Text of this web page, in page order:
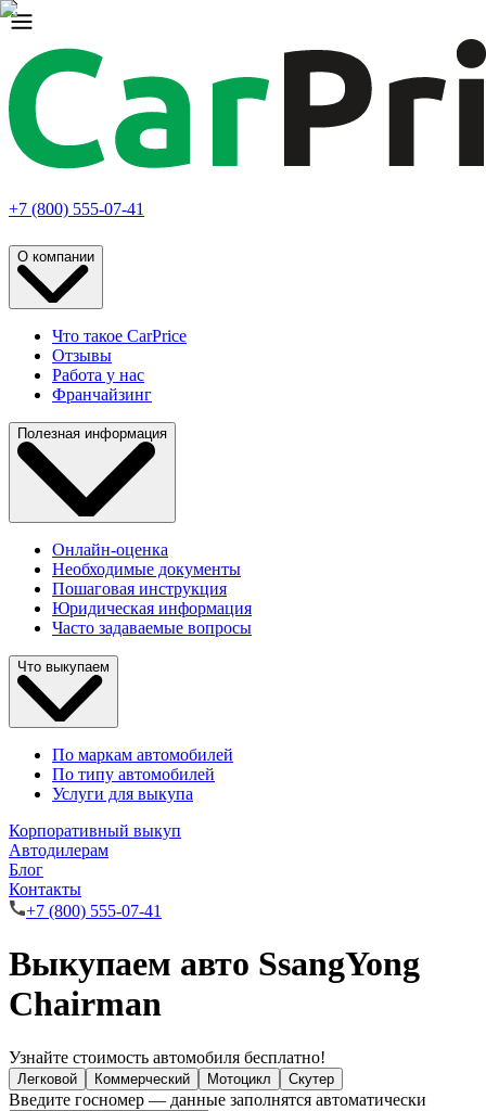
+7 (800) 555-07-41
О компании
Что такое CarPrice
Отзывы
Работа у нас
Франчайзинг
Полезная информация
Онлайн-оценка
Необходимые документы
Пошаговая инструкция
Юридическая информация
Часто задаваемые вопросы
Что выкупаем
По маркам автомобилей
По типу автомобилей
Услуги для выкупа
Корпоративный выкуп
Автодилерам
Блог
Контакты
+7 (800) 555-07-41
Выкупаем авто SsangYong
Chairman
Узнайте стоимость автомобиля бесплатно!
Легковой Коммерческий Мотоцикл Скутер
Введите госномер — данные заполнятся автоматически